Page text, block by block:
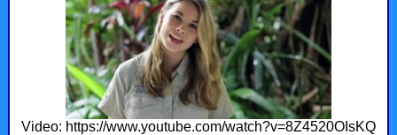
Video: https://www.youtube.com/watch?v=8Z4520OIsKQ